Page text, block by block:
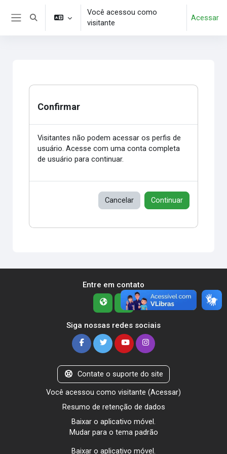
Ir para o conteúdo principal
Alternar entrada de pesquisa
Você acessou como
visitante
Acessar
Confirmar
Visitantes não podem acessar os perfis de
usuário. Acesse com uma conta completa
de usuário para continuar.
Cancelar Continuar
Entre em contato
Siga nossas redes sociais
Contate o suporte do site
Você acessou como visitante (Acessar)
Resumo de retenção de dados
Baixar o aplicativo móvel.
Mudar para o tema padrão
Baixar o aplicativo móvel.